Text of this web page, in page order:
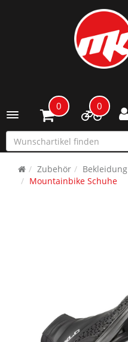
Toggle navigation
0 0
Zubehör Bekleidung
Mountainbike Schuhe